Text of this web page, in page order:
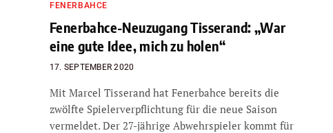
FENERBAHCE
Fenerbahce-Neuzugang Tisserand: „War
eine gute Idee, mich zu holen“
17. SEPTEMBER 2020
Mit Marcel Tisserand hat Fenerbahce bereits die
zwölfte Spielerverpflichtung für die neue Saison
vermeldet. Der 27-jährige Abwehrspieler kommt für